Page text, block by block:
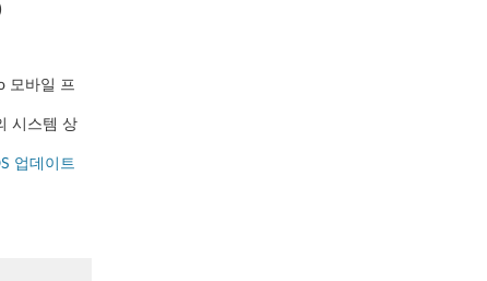
모바일 프
시스템 상
업데이트